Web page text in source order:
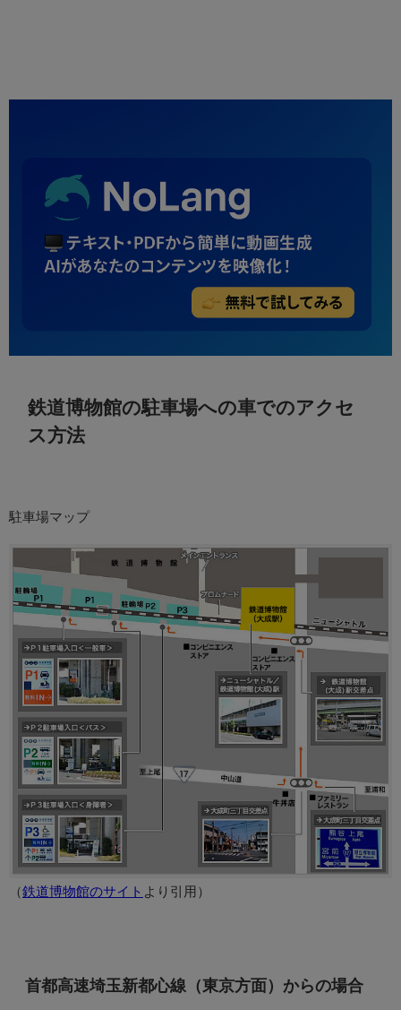
鉄道博物館の駐車場への車でのアクセ
ス方法
駐車場マップ
（鉄道博物館のサイト より引用）
首都高速埼玉新都心線（東京方面）からの場合